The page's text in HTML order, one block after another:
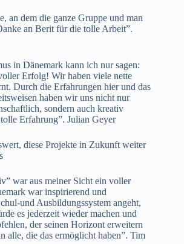
an dem die ganze Gruppe und man
an Berit für die tolle Arbeit”.
in Dänemark kann ich nur sagen:
Erfolg! Wir haben viele nette
Durch die Erfahrungen hier und das
haben wir uns nicht nur
sondern auch kreativ
Erfahrung”. Julian Geyer
diese Projekte in Zukunft weiter
war aus meiner Sicht ein voller
war inspirierend und
und Ausbildungssystem angeht,
es jederzeit wieder machen und
der seinen Horizont erweitern
alle, die das ermöglicht haben”. Tim